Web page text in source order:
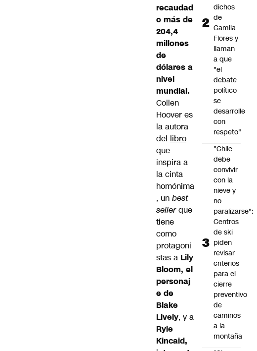
recaudad
o más de
204,4
millones
de
dólares a
nivel
mundial.
Collen
Hoover es
la autora
del libro
que
inspira a
la cinta
homónima
, un best
sellerque
tiene
como
protagoni
stas a Lily
Bloom, el
personaj
e de
Blake
Lively, y a
Ryle
Kincaid,
dichos
de
Camila
Flores y
llaman
a que
"el
debate
político
se
desarrolle
con
respeto"
"Chile
debe
convivir
con la
nieve y
no
paralizarse":
Centros
de ski
piden
revisar
criterios
para el
cierre
preventivo
de
caminos
a la
montaña